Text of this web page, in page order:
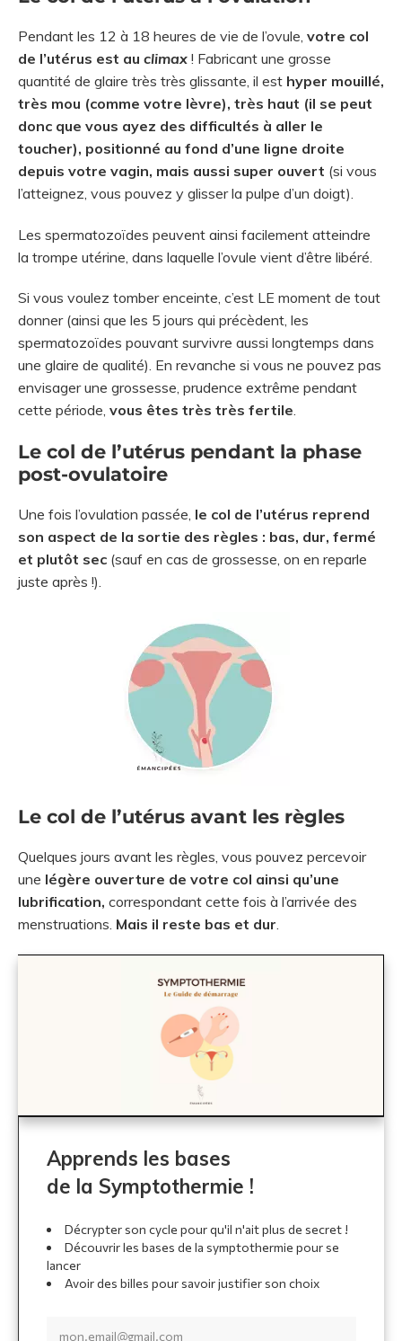
Pendant les 12 à 18 heures de vie de l’ovule, votre col
de l’utérus est au climax ! Fabricant une grosse
quantité de glaire très très glissante, il est hyper mouillé,
très mou (comme votre lèvre), très haut (il se peut
donc que vous ayez des difficultés à aller le
toucher), positionné au fond d’une ligne droite
depuis votre vagin, mais aussi super ouvert (si vous
l’atteignez, vous pouvez y glisser la pulpe d’un doigt).
Les spermatozoïdes peuvent ainsi facilement atteindre
la trompe utérine, dans laquelle l’ovule vient d’être libéré.
Si vous voulez tomber enceinte, c’est LE moment de tout
donner (ainsi que les 5 jours qui précèdent, les
spermatozoïdes pouvant survivre aussi longtemps dans
une glaire de qualité). En revanche si vous ne pouvez pas
envisager une grossesse, prudence extrême pendant
cette période, vous êtes très très fertile.
Le col de l’utérus pendant la phase
post-ovulatoire
Une fois l’ovulation passée, le col de l’utérus reprend
son aspect de la sortie des règles : bas, dur, fermé
et plutôt sec (sauf en cas de grossesse, on en reparle
juste après !).
Le col de l’utérus avant les règles
Quelques jours avant les règles, vous pouvez percevoir
une légère ouverture de votre col ainsi qu’une
lubrification, correspondant cette fois à l’arrivée des
menstruations. Mais il reste bas et dur
Apprends les bases
de la Symptothermie !
Décrypter son cycle pour qu'il n'ait plus de secret !
Découvrir les bases de la symptothermie pour se
lancer
Avoir des billes pour savoir justifier son choix